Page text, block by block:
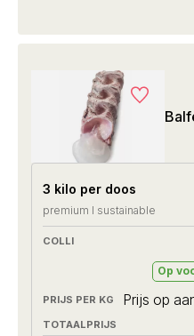
3 kilo per doos
premium I sustainable
Op
Prijs op